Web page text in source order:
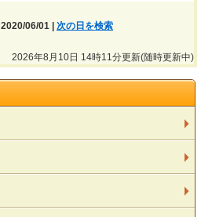
| 2020/06/01 | 次の日を検索
2026年8月10日 14時11分更新(随時更新中)